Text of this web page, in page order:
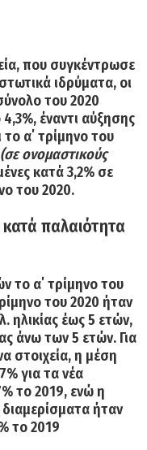
που συγκέντρωσε
ιδρύματα, οι
του 2020
έναντι αύξησης
το α΄ τρίμηνο του
(σε ονομαστικούς
κατά 3,2% σε
του 2020.
κατά παλαιότητα
το α΄ τρίμηνο του
του 2020 ήταν
ηλικίας έως 5 ετών,
άνω των 5 ετών. Για
στοιχεία, η μέση
για τα νέα
το 2019, ενώ η
ήταν
το 2019